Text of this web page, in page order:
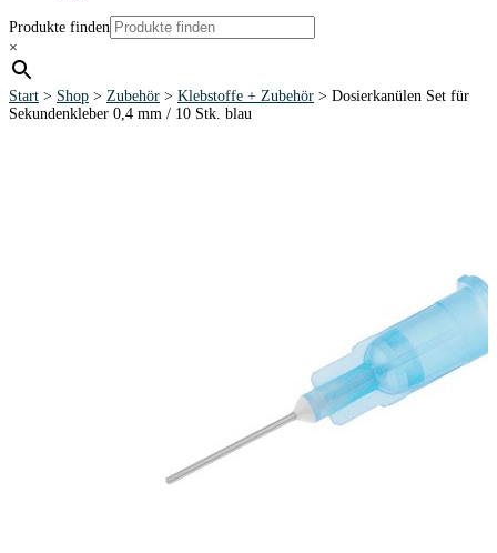
Produkte finden
×
Start > Shop > Zubehör > Klebstoffe + Zubehör > Dosierkanülen Set für
Sekundenkleber 0,4 mm / 10 Stk. blau